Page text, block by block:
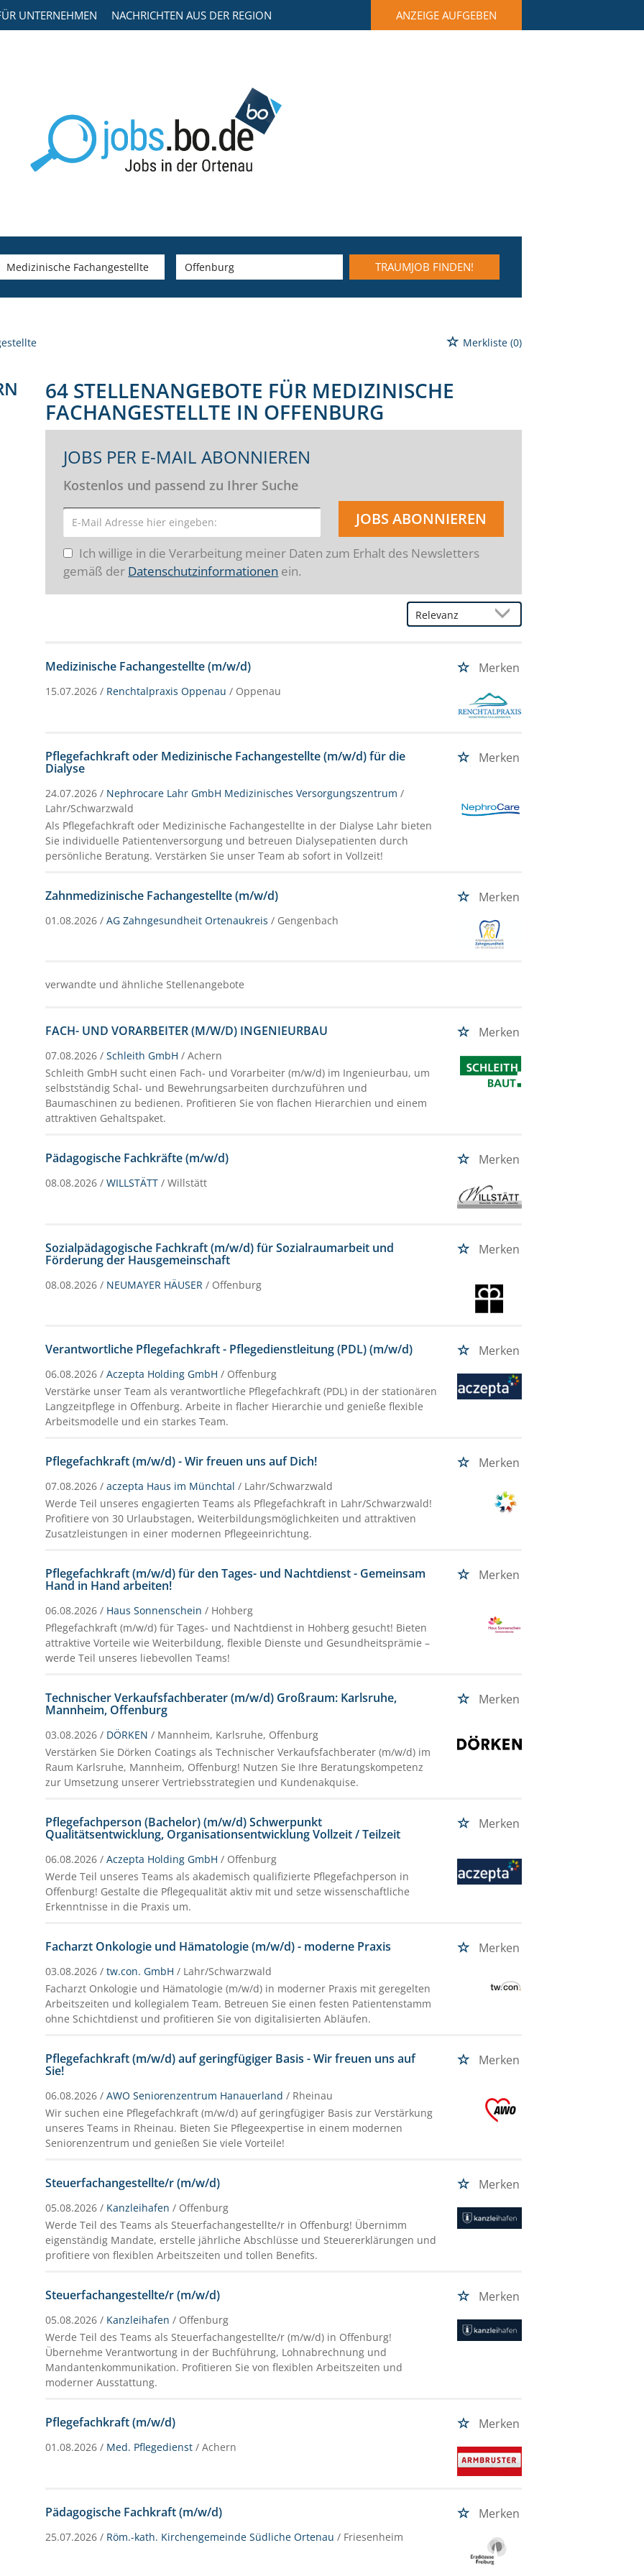
UNTERNEHMEN NACHRICHTEN AUS DER REGION ANZEIGE AUFGEBEN
TRAUMJOB FINDEN!
Merkliste (0)
64 STELLENANGEBOTE FÜR MEDIZINISCHE
FACHANGESTELLTE IN OFFENBURG
JOBS PER E-MAIL ABONNIEREN
Kostenlos und passend zu Ihrer Suche
JOBS ABONNIEREN
Ich willige in die Verarbeitung meiner Daten zum Erhalt des Newsletters
gemäß der Datenschutzinformationen ein.
Medizinische Fachangestellte (m/w/d) Merken
15.07.2026 / Renchtalpraxis Oppenau / Oppenau
Pflegefachkraft oder Medizinische Fachangestellte (m/w/d) für die
Dialyse
Merken
24.07.2026 / Nephrocare Lahr GmbH Medizinisches Versorgungszentrum /
Lahr/Schwarzwald
Als Pflegefachkraft oder Medizinische Fachangestellte in der Dialyse Lahr bieten
Sie individuelle Patientenversorgung und betreuen Dialysepatienten durch
persönliche Beratung. Verstärken Sie unser Team ab sofort in Vollzeit!
Zahnmedizinische Fachangestellte (m/w/d) Merken
01.08.2026 /AG Zahngesundheit Ortenaukreis / Gengenbach
verwandte und ähnliche Stellenangebote
FACH- UND VORARBEITER (M/W/D) INGENIEURBAU Merken
07.08.2026 /Schleith GmbH / Achern
Schleith GmbH sucht einen Fach- und Vorarbeiter (m/w/d) im Ingenieurbau, um
selbstständig Schal- und Bewehrungsarbeiten durchzuführen und
Baumaschinen zu bedienen. Profitieren Sie von flachen Hierarchien und einem
attraktiven Gehaltspaket.
Pädagogische Fachkräfte (m/w/d) Merken
08.08.2026 /WILLSTÄTT / Willstätt
Sozialpädagogische Fachkraft (m/w/d) für Sozialraumarbeit und
Förderung der Hausgemeinschaft
Merken
08.08.2026 / NEUMAYER HÄUSER / Offenburg
Verantwortliche Pflegefachkraft - Pflegedienstleitung (PDL) (m/w/d) Merken
06.08.2026 /Aczepta Holding GmbH / Offenburg
Verstärke unser Team als verantwortliche Pflegefachkraft (PDL) in der stationären
Langzeitpflege in Offenburg. Arbeite in flacher Hierarchie und genieße flexible
Arbeitsmodelle und ein starkes Team.
Pflegefachkraft (m/w/d) - Wir freuen uns auf Dich! Merken
07.08.2026 /aczepta Haus im Münchtal / Lahr/Schwarzwald
Werde Teil unseres engagierten Teams als Pflegefachkraft in Lahr/Schwarzwald!
Profitiere von 30 Urlaubstagen, Weiterbildungsmöglichkeiten und attraktiven
Zusatzleistungen in einer modernen Pflegeeinrichtung.
Pflegefachkraft (m/w/d) für den Tages- und Nachtdienst - Gemeinsam
Hand in Hand arbeiten!
Merken
06.08.2026 / Haus Sonnenschein / Hohberg
Pflegefachkraft (m/w/d) für Tages- und Nachtdienst in Hohberg gesucht! Bieten
attraktive Vorteile wie Weiterbildung, flexible Dienste und Gesundheitsprämie –
werde Teil unseres liebevollen Teams!
Technischer Verkaufsfachberater (m/w/d) Großraum: Karlsruhe,
Mannheim, Offenburg
Merken
03.08.2026 / DÖRKEN / Mannheim, Karlsruhe, Offenburg
Verstärken Sie Dörken Coatings als Technischer Verkaufsfachberater (m/w/d) im
Raum Karlsruhe, Mannheim, Offenburg! Nutzen Sie Ihre Beratungskompetenz
zur Umsetzung unserer Vertriebsstrategien und Kundenakquise.
Pflegefachperson (Bachelor) (m/w/d) Schwerpunkt
Qualitätsentwicklung, Organisationsentwicklung Vollzeit / Teilzeit
Merken
06.08.2026 /Aczepta Holding GmbH / Offenburg
Werde Teil unseres Teams als akademisch qualifizierte Pflegefachperson in
Offenburg! Gestalte die Pflegequalität aktiv mit und setze wissenschaftliche
Erkenntnisse in die Praxis um.
Facharzt Onkologie und Hämatologie (m/w/d) - moderne Praxis Merken
03.08.2026 /tw.con. GmbH / Lahr/Schwarzwald
Facharzt Onkologie und Hämatologie (m/w/d) in moderner Praxis mit geregelten
Arbeitszeiten und kollegialem Team. Betreuen Sie einen festen Patientenstamm
ohne Schichtdienst und profitieren Sie von digitalisierten Abläufen.
Pflegefachkraft (m/w/d) auf geringfügiger Basis - Wir freuen uns auf
Sie!
Merken
06.08.2026 /AWO Seniorenzentrum Hanauerland / Rheinau
Wir suchen eine Pflegefachkraft (m/w/d) auf geringfügiger Basis zur Verstärkung
unseres Teams in Rheinau. Bieten Sie Pflegeexpertise in einem modernen
Seniorenzentrum und genießen Sie viele Vorteile!
Steuerfachangestellte/r (m/w/d) Merken
05.08.2026 / Kanzleihafen / Offenburg
Werde Teil des Teams als Steuerfachangestellte/r in Offenburg! Übernimm
eigenständig Mandate, erstelle jährliche Abschlüsse und Steuererklärungen und
profitiere von flexiblen Arbeitszeiten und tollen Benefits.
Steuerfachangestellte/r (m/w/d) Merken
05.08.2026 / Kanzleihafen / Offenburg
Werde Teil des Teams als Steuerfachangestellte/r (m/w/d) in Offenburg!
Übernehme Verantwortung in der Buchführung, Lohnabrechnung und
Mandantenkommunikation. Profitieren Sie von flexiblen Arbeitszeiten und
moderner Ausstattung.
Pflegefachkraft (m/w/d) Merken
01.08.2026 / Med. Pflegedienst / Achern
Pädagogische Fachkraft (m/w/d) Merken
25.07.2026 / Röm.-kath. Kirchengemeinde Südliche Ortenau / Friesenheim